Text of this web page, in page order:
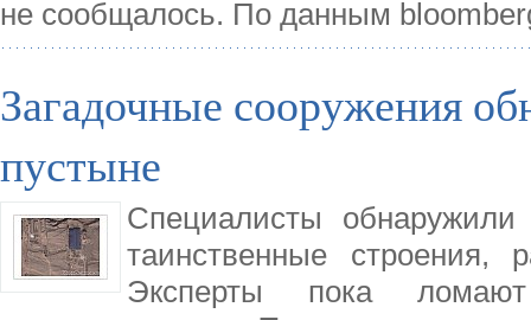
не сообщалось. По данным
Загадочные сооружения
пустыне
Специалисты
таинственные строения,
Эксперты пока